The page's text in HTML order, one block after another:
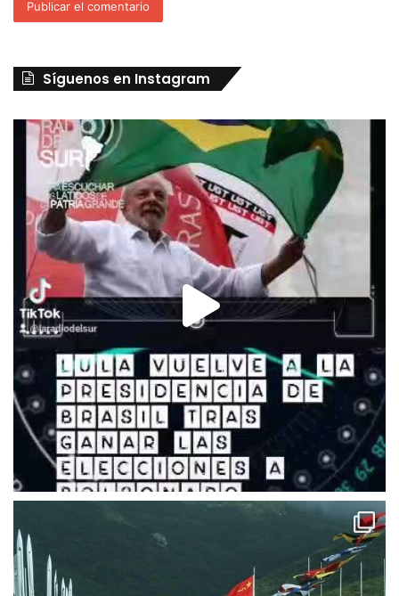
Síguenos en Instagram